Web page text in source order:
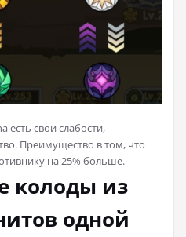
есть свои слабости,
Преимущество в том, что
на 25% больше.
колоды из
одной